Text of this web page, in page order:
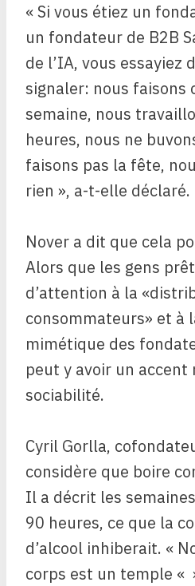
« Si vous étiez un
un fondateur de B2B
de l’IA, vous essayiez
signaler: nous faisons
semaine, nous
heures, nous ne
faisons pas la fête,
rien », a-t-elle déclaré.
Nover a dit que cela
Alors que les gens
d’attention à la
consommateurs» et à
mimétique des
peut y avoir un accent
sociabilité.
Cyril Gorlla,
considère que boire
Il a décrit les
90 heures, ce que la
d’alcool inhiberait. «
corps est un temple «